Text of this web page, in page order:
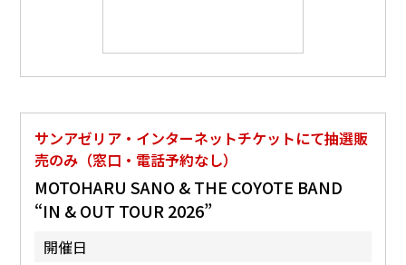
サンアゼリア・インターネットチケットにて抽選販
売のみ（窓口・電話予約なし）
MOTOHARU SANO & THE COYOTE BAND
“IN & OUT TOUR 2026”
開催日